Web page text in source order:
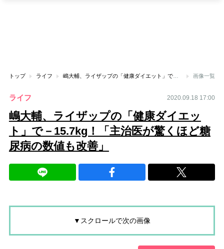
トップ ライフ 嶋大輔、ライザップの「健康ダイエット」で－15.7kg！「主治医が驚くほど糖尿病の数値も改善」 画像一覧
ライフ 2020.09.18 17:00
嶋大輔、ライザップの「健康ダイエッ
ト」で－15.7kg！「主治医が驚くほど糖
尿病の数値も改善」
▼スクロールで次の画像